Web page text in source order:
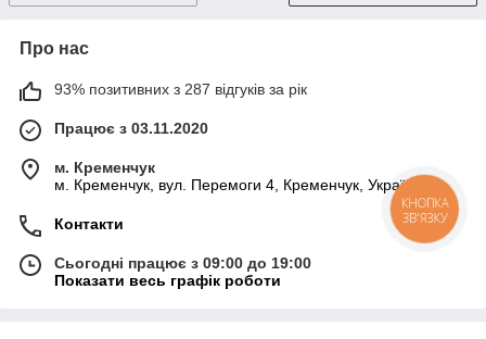
Про нас
93% позитивних з 287 відгуків за рік
Працює з 03.11.2020
м. Кременчук
м. Кременчук, вул. Перемоги 4, Кременчук, Україна
Контакти
Сьогодні працює з 09:00 до 19:00
Показати весь графік роботи
КНОПКА
ЗВ'ЯЗКУ